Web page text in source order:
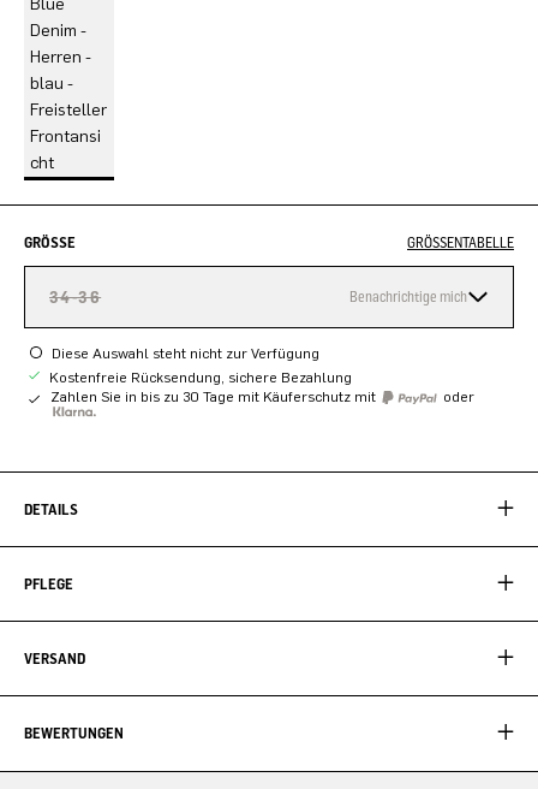
GRÖSSE GRÖSSENTABELLE
34-36 Benachrichtige mich
Diese Auswahl steht nicht zur Verfügung
Kostenfreie Rücksendung, sichere Bezahlung
Zahlen Sie in bis zu 30 Tage mit Käuferschutz mit
oder
DETAILS
PFLEGE
VERSAND
BEWERTUNGEN